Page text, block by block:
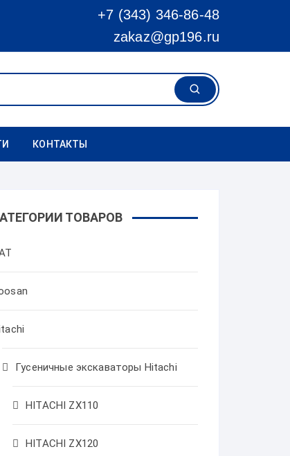
+7 (343) 346-86-48
zakaz@gp196.ru
КОНТАКТЫ
ТОВАРОВ
Гусеничные экскаваторы Hitachi
HITACHI ZX110
HITACHI ZX120